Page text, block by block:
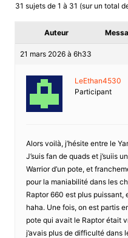
31 sujets de 1 à 31 (sur un total
Auteur
21 mars 2026 à 6h33
LeEthan4530
Participant
Alors voilà, j’hésite entre le
J’suis fan de quads et j’suiis
Warrior d’un pote, et
pour la maniabilité dans les
Raptor 660 est plus puissant,
haha. Une fois, on est partis
pote qui avait le Raptor était
j’avais plus de difficulté dans